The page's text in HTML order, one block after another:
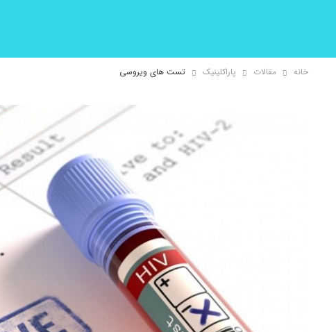
خانه مقالات پاراکلینیک تست های ویروسی